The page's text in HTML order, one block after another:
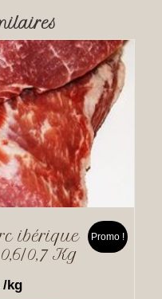
ibérique
0,7 Kg
/kg
Promo !